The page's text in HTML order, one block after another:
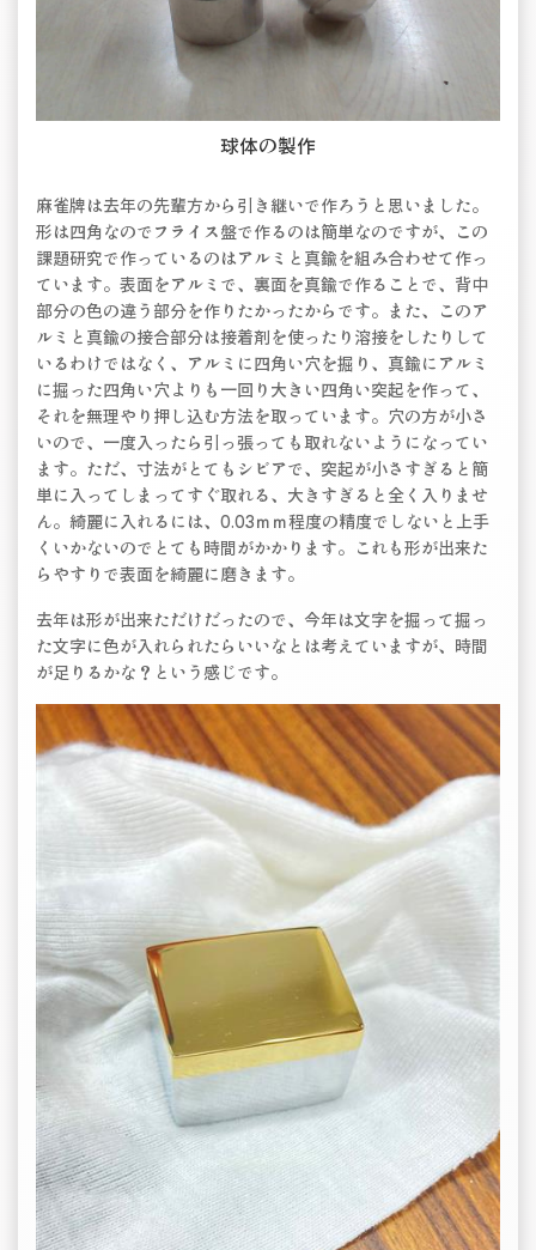
球体の製作
麻雀牌は去年の先輩方から引き継いで作ろうと思いました。
形は四角なのでフライス盤で作るのは簡単なのですが、この
課題研究で作っているのはアルミと真鍮を組み合わせて作っ
ています。表面をアルミで、裏面を真鍮で作ることで、背中
部分の色の違う部分を作りたかったからです。また、このア
ルミと真鍮の接合部分は接着剤を使ったり溶接をしたりして
いるわけではなく、アルミに四角い穴を掘り、真鍮にアルミ
に掘った四角い穴よりも一回り大きい四角い突起を作って、
それを無理やり押し込む方法を取っています。穴の方が小さ
いので、一度入ったら引っ張っても取れないようになってい
ます。ただ、寸法がとてもシビアで、突起が小さすぎると簡
単に入ってしまってすぐ取れる、大きすぎると全く入りませ
ん。綺麗に入れるには、0.03ｍｍ程度の精度でしないと上手
くいかないのでとても時間がかかります。これも形が出来た
らやすりで表面を綺麗に磨きます。
去年は形が出来ただけだったので、今年は文字を掘って掘っ
た文字に色が入れられたらいいなとは考えていますが、時間
が足りるかな？という感じです。